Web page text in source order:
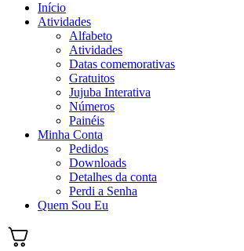
Início
Atividades
Alfabeto
Atividades
Datas comemorativas
Gratuitos
Jujuba Interativa
Números
Painéis
Minha Conta
Pedidos
Downloads
Detalhes da conta
Perdi a Senha
Quem Sou Eu